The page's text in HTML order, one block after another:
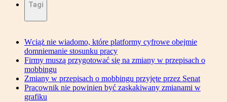
Tagi
Wciąż nie wiadomo, które platformy cyfrowe obejmie
domniemanie stosunku pracy
Firmy muszą przygotować się na zmiany w przepisach o
mobbingu
Zmiany w przepisach o mobbingu przyjęte przez Senat
Pracownik nie powinien być zaskakiwany zmianami w
grafiku